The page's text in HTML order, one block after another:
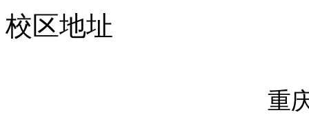
校区地址
重